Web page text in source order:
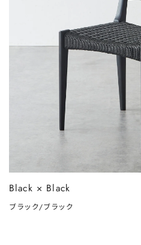
Black × Black
ブラック/ブラック